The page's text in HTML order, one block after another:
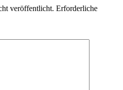
veröffentlicht. Erforderliche